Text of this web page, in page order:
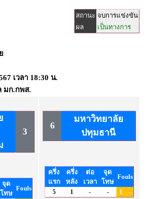
สถานะ จบการแข่งขัน
ผล
เป็นทางการ
เวลา 18:30 น.
มก.กพส.
3
จุด
โทษ
Fouls
6
มหาวิทยาลัย
ปทุมธานี
ครึ่ง
แรก
ครึ่ง
หลัง
ต่อ
เวลา
จุด
โทษ
Fouls
5 1 - - 1 -